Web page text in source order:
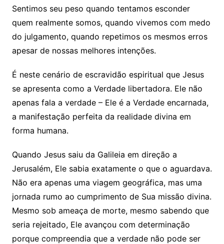
Sentimos seu peso quando tentamos esconder
quem realmente somos, quando vivemos com medo
do julgamento, quando repetimos os mesmos erros
apesar de nossas melhores intenções.
É neste cenário de escravidão espiritual que Jesus
se apresenta como a Verdade libertadora. Ele não
apenas fala a verdade – Ele é a Verdade encarnada,
a manifestação perfeita da realidade divina em
forma humana.
Quando Jesus saiu da Galileia em direção a
Jerusalém, Ele sabia exatamente o que o aguardava.
Não era apenas uma viagem geográfica, mas uma
jornada rumo ao cumprimento de Sua missão divina.
Mesmo sob ameaça de morte, mesmo sabendo que
seria rejeitado, Ele avançou com determinação
porque compreendia que a verdade não pode ser